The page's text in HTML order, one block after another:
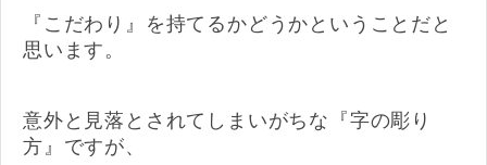
『こだわり』を持てるかどうかということだと
思います。
意外と見落とされてしまいがちな『字の彫り
方』ですが、